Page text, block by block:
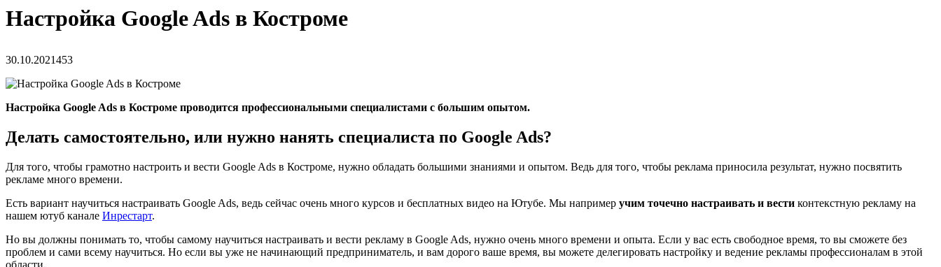
Настройка Google Ads в Костроме
30.10.2021453
Настройка Google Ads в Костроме проводится профессиональными специалистами с большим опытом.
Делать самостоятельно, или нужно нанять специалиста по Google Ads?
Для того, чтобы грамотно настроить и вести Google Ads в Костроме, нужно обладать большими знаниями и опытом. Ведь для того, чтобы реклама приносила результат, нужно посвятить
рекламе много времени.
Есть вариант научиться настраивать Google Ads, ведь сейчас очень много курсов и бесплатных видео на Ютубе. Мы например учим точечно настраивать и вести контекстную рекламу на
нашем ютуб канале Инрестарт.
Но вы должны понимать то, чтобы самому научиться настраивать и вести рекламу в Google Ads, нужно очень много времени и опыта. Если у вас есть свободное время, то вы сможете без
проблем и сами всему научиться. Но если вы уже не начинающий предприниматель, и вам дорого ваше время, вы можете делегировать настройку и ведение рекламы профессионалам в этой
области.